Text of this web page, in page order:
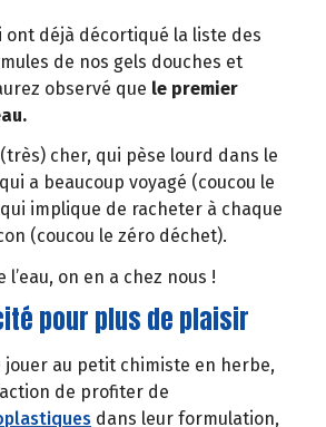
ont déjà décortiqué la liste des
de nos gels douches et
observé que le premier
(très) cher, qui pèse lourd dans le
a beaucoup voyagé (coucou le
implique de racheter à chaque
(coucou le zéro déchet).
l’eau, on en a chez nous !
pour plus de plaisir
jouer au petit chimiste en herbe,
de profiter de
dans leur formulation,